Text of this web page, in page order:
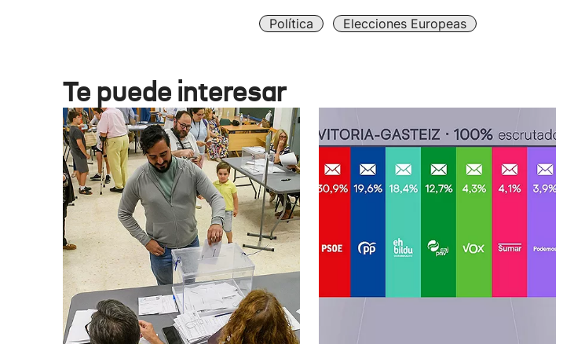
Política Elecciones Europeas
Te puede interesar